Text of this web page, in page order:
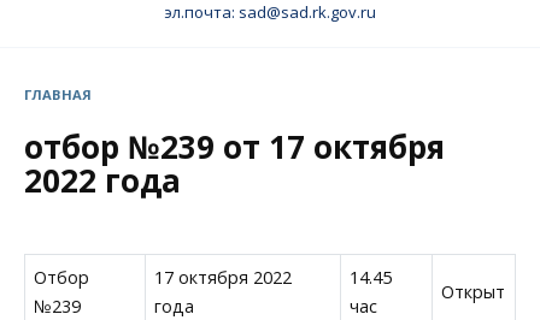
эл.почта: sad@sad.rk.gov.ru
ГЛАВНАЯ
отбор №239 от 17 октября
2022 года
Отбор
№239
17 октября 2022
года
14.45
час
Открыт